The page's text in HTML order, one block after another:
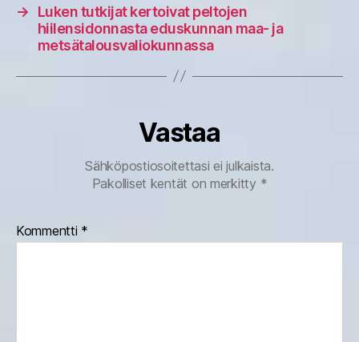
→
Luken tutkijat kertoivat peltojen
hiilensidonnasta eduskunnan maa- ja
metsätalousvaliokunnassa
Vastaa
Sähköpostiosoitettasi ei julkaista.
Pakolliset kentät on merkitty *
Kommentti *